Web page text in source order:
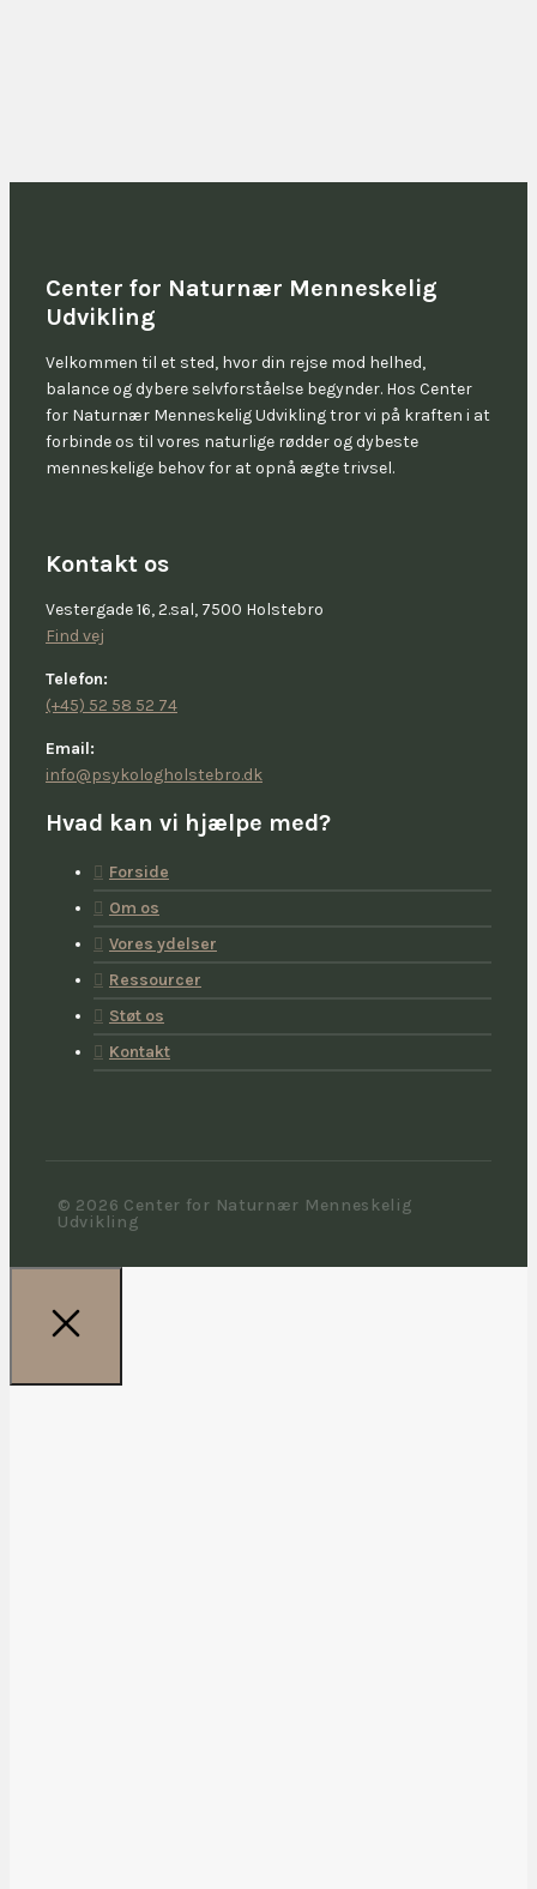
Center for Naturnær Menneskelig
Udvikling
Velkommen til et sted, hvor din rejse mod helhed,
balance og dybere selvforståelse begynder. Hos Center
for Naturnær Menneskelig Udvikling tror vi på kraften i at
forbinde os til vores naturlige rødder og dybeste
menneskelige behov for at opnå ægte trivsel.
Kontakt os
Vestergade 16, 2.sal, 7500 Holstebro
Find vej
Telefon:
(+45) 52 58 52 74
Email:
info@psykologholstebro.dk
Hvad kan vi hjælpe med?
Forside
Om os
Vores ydelser
Ressourcer
Støt os
Kontakt
© 2026 Center for Naturnær Menneskelig
Udvikling